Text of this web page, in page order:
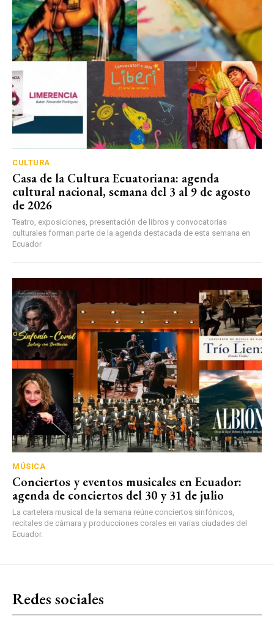
CULTURA
Casa de la Cultura Ecuatoriana: agenda
cultural nacional, semana del 3 al 9 de agosto
de 2026
Teatro, exposiciones, presentación de libros y convocatorias
culturales forman parte de la agenda destacada de esta semana en
Ecuador
MÚSICA
Conciertos y eventos musicales en Ecuador:
agenda de conciertos del 30 y 31 de julio
La cartelera musical de la semana reúne conciertos sinfónicos,
recitales de cámara y producciones corales en varias ciudades del
Ecuador.
Redes sociales